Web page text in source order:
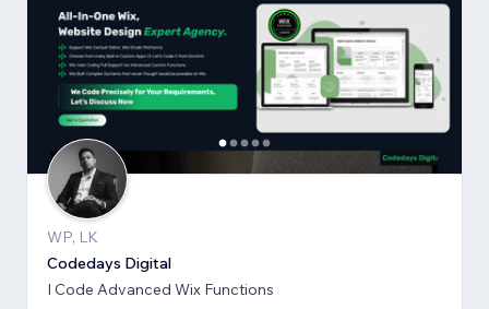
WP, LK
Codedays Digital
I Code Advanced Wix Functions